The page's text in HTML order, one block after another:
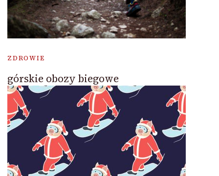
ZDROWIE
górskie obozy biegowe